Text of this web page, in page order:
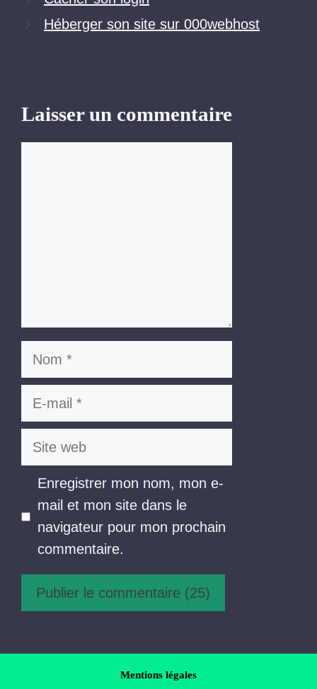
Héberger son site sur 000webhost
Laisser un commentaire
Nom
E-
Site
Enregistrer mon nom, mon e-
mail et mon site dans le
navigateur pour mon prochain
commentaire.
Mentions légales